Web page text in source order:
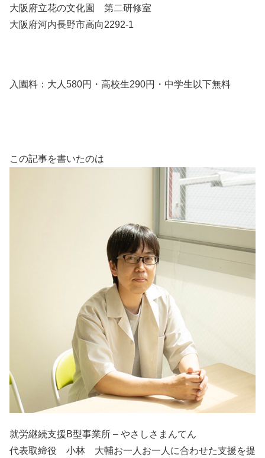
大阪府立花の文化園 第二研修室
大阪府河内長野市高向2292-1
入園料：大人580円・高校生290円・中学生以下無料
この記事を書いたのは
就労継続支援B型事業所 – やさしさまんてん
代表取締役 小林 大輔お一人お一人に合わせた支援を提